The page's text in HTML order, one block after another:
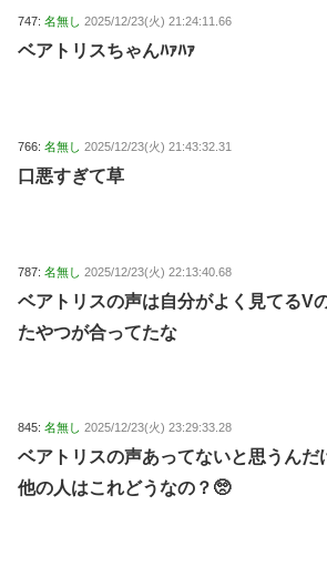
747: 名無し 2025/12/23(火) 21:24:11.66
ベアトリスちゃんﾊｧﾊｧ
766: 名無し 2025/12/23(火) 21:43:32.31
口悪すぎて草
787: 名無し 2025/12/23(火) 22:13:40.68
ベアトリスの声は自分がよく見てるV
たやつが合ってたな
845: 名無し 2025/12/23(火) 23:29:33.28
ベアトリスの声あってないと思うんだ
他の人はこれどうなの？🥺